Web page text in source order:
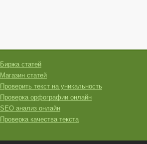
Биржа статей
Магазин статей
Проверить текст на уникальность
Проверка орфографии онлайн
SEO анализ онлайн
Проверка качества текста